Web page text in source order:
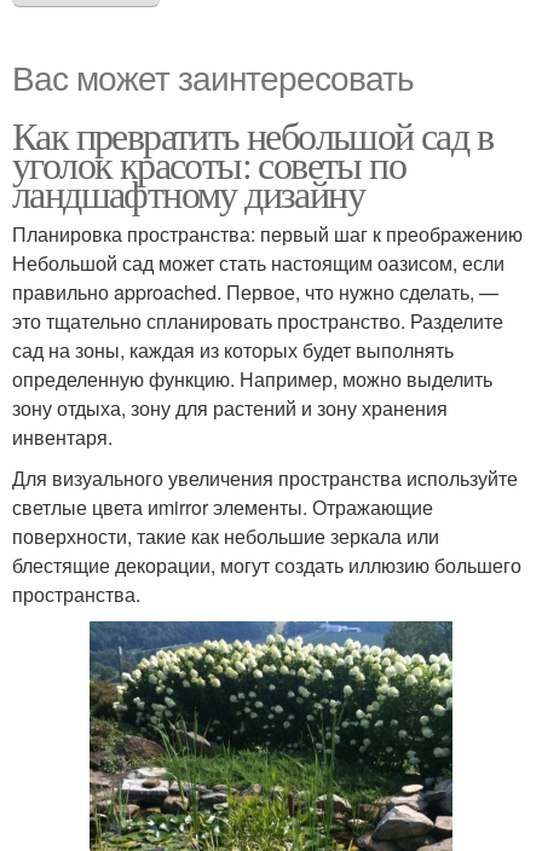
Вас может заинтересовать
Как превратить небольшой сад в
уголок красоты: советы по
ландшафтному дизайну
Планировка пространства: первый шаг к преображению
Небольшой сад может стать настоящим оазисом, если
правильно approached. Первое, что нужно сделать, —
это тщательно спланировать пространство. Разделите
сад на зоны, каждая из которых будет выполнять
определенную функцию. Например, можно выделить
зону отдыха, зону для растений и зону хранения
инвентаря.
Для визуального увеличения пространства используйте
светлые цвета иmirror элементы. Отражающие
поверхности, такие как небольшие зеркала или
блестящие декорации, могут создать иллюзию большего
пространства.